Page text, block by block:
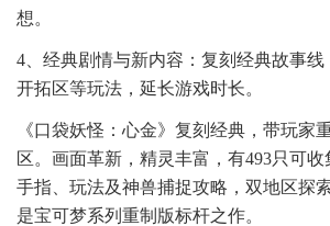
想。
4、经典剧情与新内容：复刻经典故事
开拓区等玩法，延长游戏时长。
《口袋妖怪：心金》复刻经典，带玩家
区。画面革新，精灵丰富，有493只可
手指、玩法及神兽捕捉攻略，双地区探
是宝可梦系列重制版标杆之作。